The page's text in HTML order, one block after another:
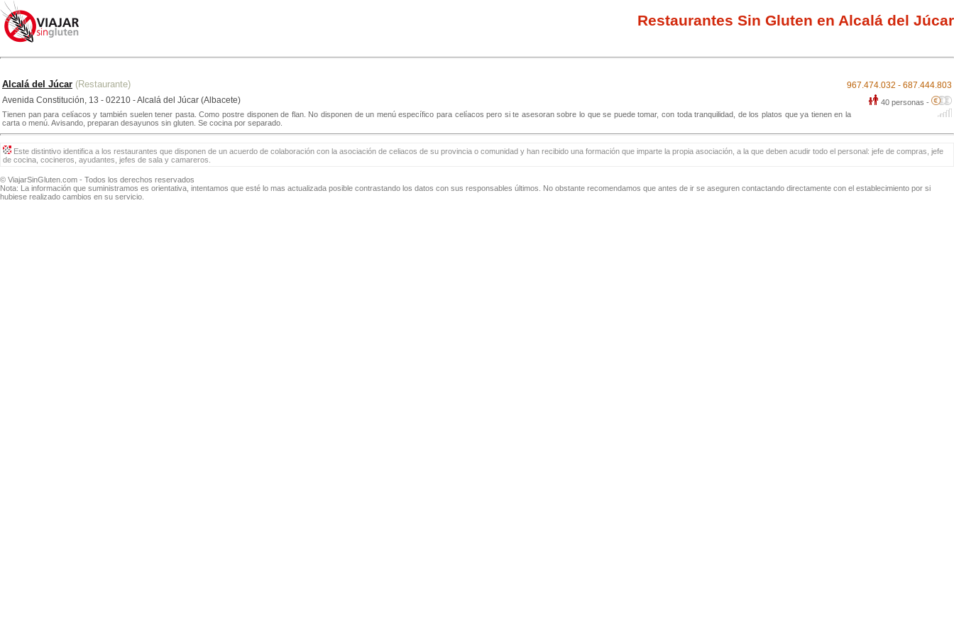
Restaurantes Sin Gluten en Alcalá del Júcar
Alcalá del Júcar (Restaurante)
967.474.032 - 687.444.803
Avenida Constitución, 13 - 02210 - Alcalá del Júcar (Albacete)
40 personas -
Tienen pan para celíacos y también suelen tener pasta. Como postre disponen de flan. No disponen de un menú específico para celíacos pero si te asesoran sobre lo que se puede tomar, con toda tranquilidad, de los platos que ya tienen en la
carta o menú. Avisando, preparan desayunos sin gluten. Se cocina por separado.
Este distintivo identifica a los restaurantes que disponen de un acuerdo de colaboración con la asociación de celiacos de su provincia o comunidad y han recibido una formación que imparte la propia asociación, a la que deben acudir todo el personal: jefe de compras, jefe
de cocina, cocineros, ayudantes, jefes de sala y camareros.
© ViajarSinGluten.com - Todos los derechos reservados
Nota: La información que suministramos es orientativa, intentamos que esté lo mas actualizada posible contrastando los datos con sus responsables últimos. No obstante recomendamos que antes de ir se aseguren contactando directamente con el establecimiento por si
hubiese realizado cambios en su servicio.